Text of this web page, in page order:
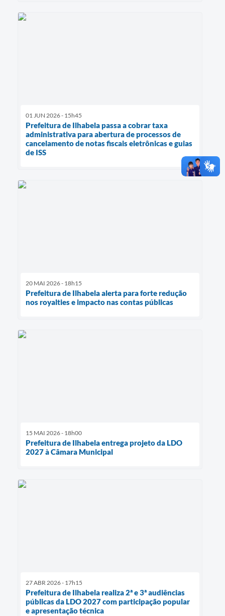
01 JUN 2026 - 15h45
Prefeitura de Ilhabela passa a cobrar taxa
administrativa para abertura de processos de
cancelamento de notas fiscais eletrônicas e guias
de ISS
20 MAI 2026 - 18h15
Prefeitura de Ilhabela alerta para forte redução
nos royalties e impacto nas contas públicas
15 MAI 2026 - 18h00
Prefeitura de Ilhabela entrega projeto da LDO
2027 à Câmara Municipal
27 ABR 2026 - 17h15
Prefeitura de Ilhabela realiza 2ª e 3ª audiências
públicas da LDO 2027 com participação popular
e apresentação técnica